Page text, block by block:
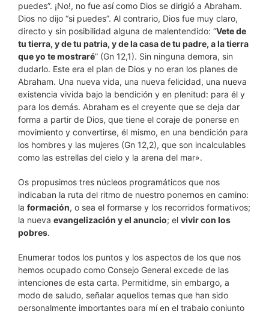
puedes”. ¡No!, no fue así como Dios se dirigió a Abraham.
Dios no dijo “si puedes”. Al contrario, Dios fue muy claro,
directo y sin posibilidad alguna de malentendido: “Vete de
tu tierra, y de tu patria, y de la casa de tu padre, a la tierra
que yo te mostraré” (Gn 12,1). Sin ninguna demora, sin
dudarlo. Este era el plan de Dios y no eran los planes de
Abraham. Una nueva vida, una nueva felicidad, una nueva
existencia vivida bajo la bendición y en plenitud: para él y
para los demás. Abraham es el creyente que se deja dar
forma a partir de Dios, que tiene el coraje de ponerse en
movimiento y convertirse, él mismo, en una bendición para
los hombres y las mujeres (Gn 12,2), que son incalculables
como las estrellas del cielo y la arena del mar».
Os propusimos tres núcleos programáticos que nos
indicaban la ruta del ritmo de nuestro ponernos en camino:
la formación, o sea el formarse y los recorridos formativos;
la nueva evangelización y el anuncio; el vivir con los
pobres.
Enumerar todos los puntos y los aspectos de los que nos
hemos ocupado como Consejo General excede de las
intenciones de esta carta. Permitidme, sin embargo, a
modo de saludo, señalar aquellos temas que han sido
personalmente importantes para mí en el trabajo conjunto